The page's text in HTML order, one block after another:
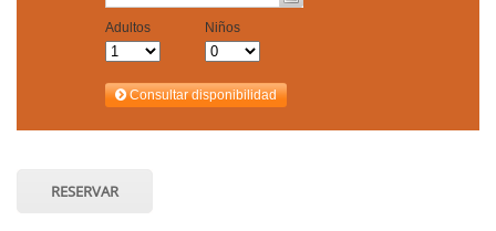
RESERVAR